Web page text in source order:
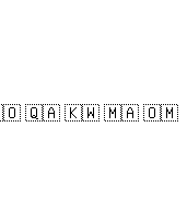
🇶🇦 🇰🇼 🇲🇦 🇴🇲